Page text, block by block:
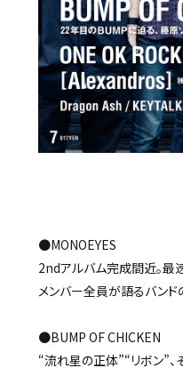
●MONOEYES
2ndアルバム完成間近。最
メンバー全員が語るバンド
●BUMP OF CHICKEN
“流れ星の正体”“リボン”、